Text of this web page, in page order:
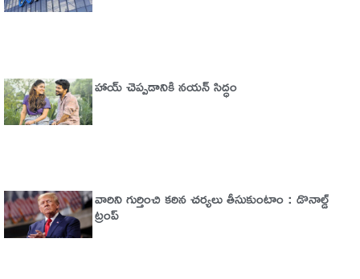
హాయ్ చెప్పడానికి నయన్ సిద్ధం
వారిని గుర్తించి కఠిన చర్యలు తీసుకుంటాం : డొనాల్డ్
ట్రంప్